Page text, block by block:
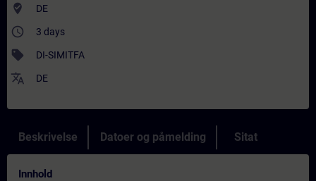
where_to_vote DE
access_time 3 days
sell DI-SIMITFA
translate DE
Beskrivelse Datoer og påmelding Sitat
Innhold